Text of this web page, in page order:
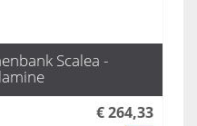
Scalea -
€ 264,33